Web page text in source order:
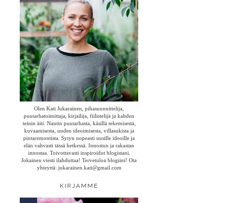
Olen Kati Jukarainen, pihasuunnittelija,
puutarhatoimittaja, kirjailija, fiilistelijä ja kahden
teinin äiti. Nautin puutarhasta, käsillä tekemisestä,
kuvaamisesta, uuden ideoimisesta, villasukista ja
pintaremontista. Sytyn nopeasti uusille ideoille ja
elän vahvasti tässä hetkessä. Innostun ja rakastan
innostaa. Toivottavasti inspiroidut blogistani.
Jokainen viesti ilahduttaa! Tervetuloa blogiini! Ota
yhteyttä: jukarainen.kati@gmail.com
KIRJAMME